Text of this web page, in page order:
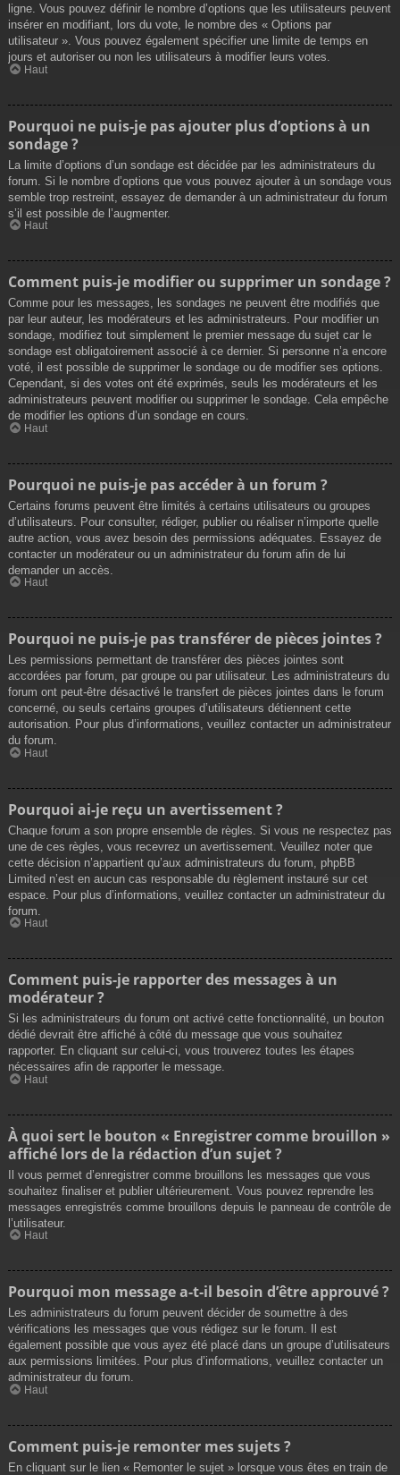
ligne. Vous pouvez définir le nombre d’options que les utilisateurs peuvent
insérer en modifiant, lors du vote, le nombre des « Options par
utilisateur ». Vous pouvez également spécifier une limite de temps en
jours et autoriser ou non les utilisateurs à modifier leurs votes.
Haut
Pourquoi ne puis-je pas ajouter plus d’options à un
sondage ?
La limite d’options d’un sondage est décidée par les administrateurs du
forum. Si le nombre d’options que vous pouvez ajouter à un sondage vous
semble trop restreint, essayez de demander à un administrateur du forum
s’il est possible de l’augmenter.
Haut
Comment puis-je modifier ou supprimer un sondage ?
Comme pour les messages, les sondages ne peuvent être modifiés que
par leur auteur, les modérateurs et les administrateurs. Pour modifier un
sondage, modifiez tout simplement le premier message du sujet car le
sondage est obligatoirement associé à ce dernier. Si personne n’a encore
voté, il est possible de supprimer le sondage ou de modifier ses options.
Cependant, si des votes ont été exprimés, seuls les modérateurs et les
administrateurs peuvent modifier ou supprimer le sondage. Cela empêche
de modifier les options d’un sondage en cours.
Haut
Pourquoi ne puis-je pas accéder à un forum ?
Certains forums peuvent être limités à certains utilisateurs ou groupes
d’utilisateurs. Pour consulter, rédiger, publier ou réaliser n’importe quelle
autre action, vous avez besoin des permissions adéquates. Essayez de
contacter un modérateur ou un administrateur du forum afin de lui
demander un accès.
Haut
Pourquoi ne puis-je pas transférer de pièces jointes ?
Les permissions permettant de transférer des pièces jointes sont
accordées par forum, par groupe ou par utilisateur. Les administrateurs du
forum ont peut-être désactivé le transfert de pièces jointes dans le forum
concerné, ou seuls certains groupes d’utilisateurs détiennent cette
autorisation. Pour plus d’informations, veuillez contacter un administrateur
du forum.
Haut
Pourquoi ai-je reçu un avertissement ?
Chaque forum a son propre ensemble de règles. Si vous ne respectez pas
une de ces règles, vous recevrez un avertissement. Veuillez noter que
cette décision n’appartient qu’aux administrateurs du forum, phpBB
Limited n’est en aucun cas responsable du règlement instauré sur cet
espace. Pour plus d’informations, veuillez contacter un administrateur du
forum.
Haut
Comment puis-je rapporter des messages à un
modérateur ?
Si les administrateurs du forum ont activé cette fonctionnalité, un bouton
dédié devrait être affiché à côté du message que vous souhaitez
rapporter. En cliquant sur celui-ci, vous trouverez toutes les étapes
nécessaires afin de rapporter le message.
Haut
À quoi sert le bouton « Enregistrer comme brouillon »
affiché lors de la rédaction d’un sujet ?
Il vous permet d’enregistrer comme brouillons les messages que vous
souhaitez finaliser et publier ultérieurement. Vous pouvez reprendre les
messages enregistrés comme brouillons depuis le panneau de contrôle de
l’utilisateur.
Haut
Pourquoi mon message a-t-il besoin d’être approuvé ?
Les administrateurs du forum peuvent décider de soumettre à des
vérifications les messages que vous rédigez sur le forum. Il est
également possible que vous ayez été placé dans un groupe d’utilisateurs
aux permissions limitées. Pour plus d’informations, veuillez contacter un
administrateur du forum.
Haut
Comment puis-je remonter mes sujets ?
En cliquant sur le lien « Remonter le sujet » lorsque vous êtes en train de